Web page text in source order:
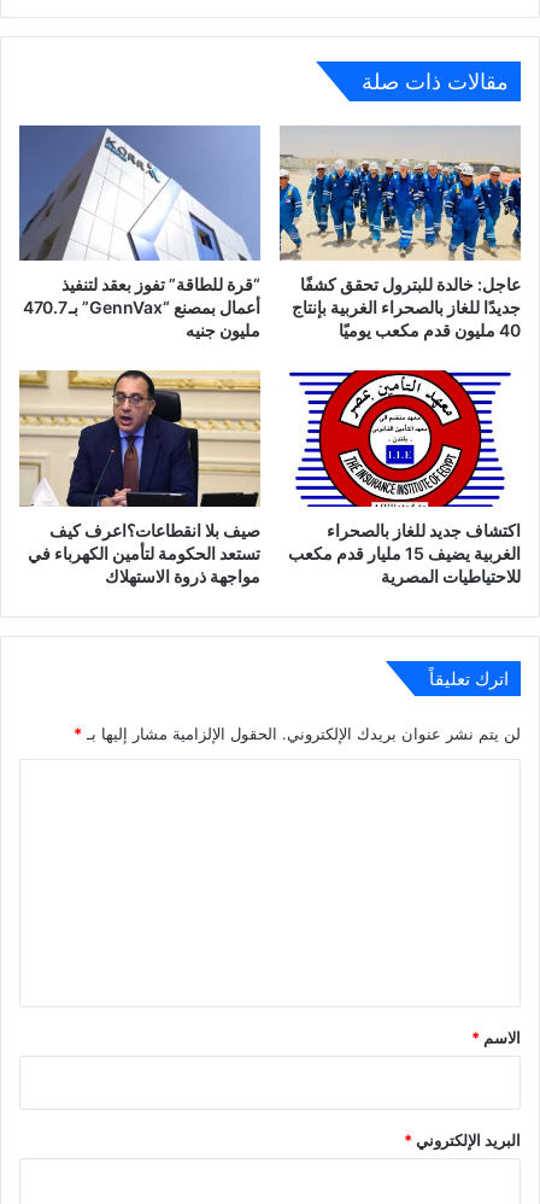
مقالات ذات صلة
عاجل: خالدة للبترول تحقق كشفًا
جديدًا للغاز بالصحراء الغربية بإنتاج
40 مليون قدم مكعب يوميًا
“قرة للطاقة” تفوز بعقد لتنفيذ
أعمال بمصنع “GennVax” بـ 470.7
مليون جنيه
اكتشاف جديد للغاز بالصحراء
الغربية يضيف 15 مليار قدم مكعب
للاحتياطيات المصرية
صيف بلا انقطاعات؟اعرف كيف
تستعد الحكومة لتأمين الكهرباء في
مواجهة ذروة الاستهلاك
اترك تعليقاً
لن يتم نشر عنوان بريدك الإلكتروني. الحقول الإلزامية مشار إليها بـ*
*
الاسم *
البريد الإلكتروني*